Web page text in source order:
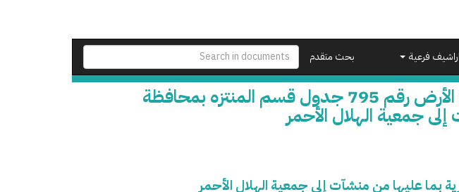
بحث متقدم اراشيف فرعية
علاقات تجديد مدة إيجار قطعة الأرض رقم 795 جدول قسم المنتزه بمحافظة
جمعية الهلال الأحمر